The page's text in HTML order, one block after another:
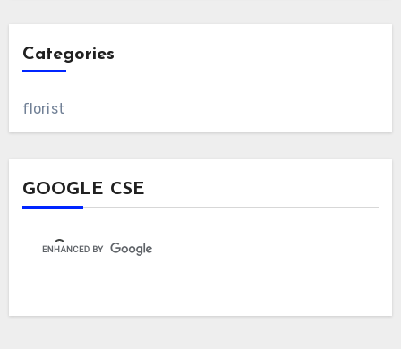
Categories
florist
GOOGLE CSE